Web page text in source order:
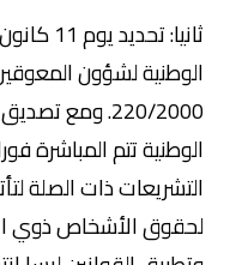
ثانيا:
الوطنية لشؤون
220/2000. ومع
الوطنية تتم المباشرة
التشريعات ذات الصلة
لحقوق الأشخاص ذوي